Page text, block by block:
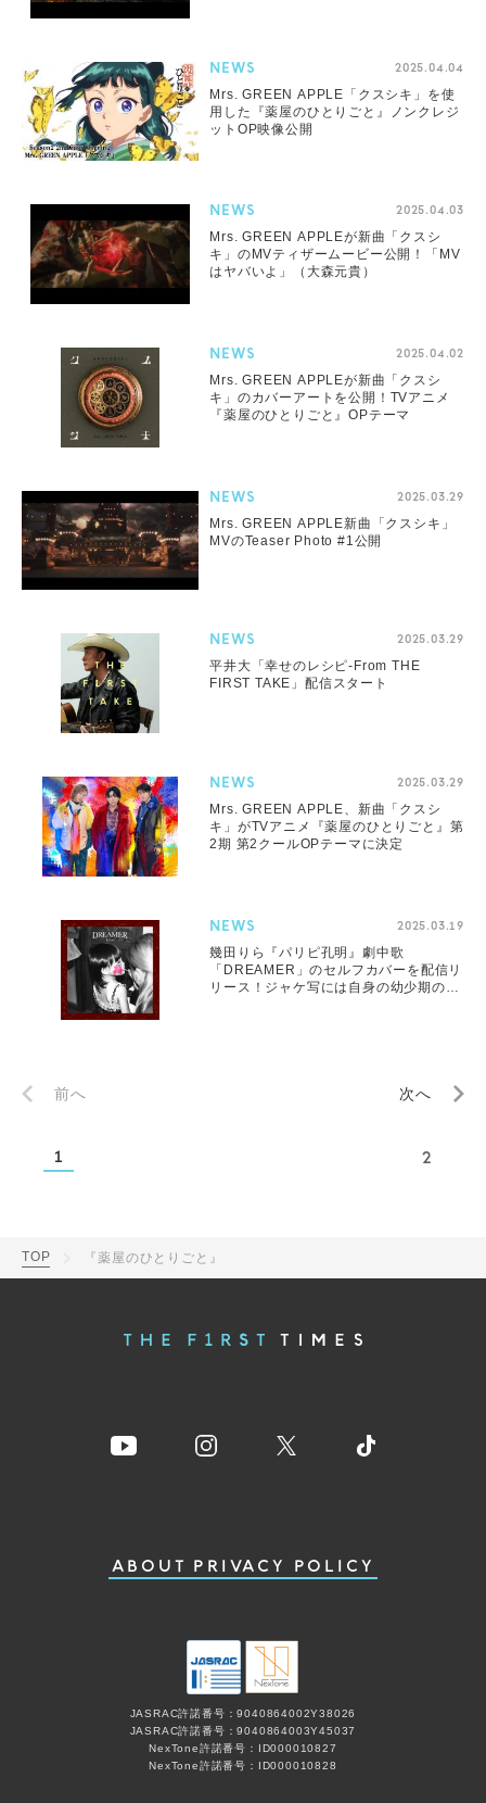
NEWS 2025.04.04
Mrs. GREEN APPLE「クスシキ」を使
用した『薬屋のひとりごと』ノンクレジ
ットOP映像公開
NEWS 2025.04.03
Mrs. GREEN APPLEが新曲「クスシ
キ」のMVティザームービー公開！「MV
はヤバいよ」（大森元貴）
NEWS 2025.04.02
Mrs. GREEN APPLEが新曲「クスシ
キ」のカバーアートを公開！TVアニメ
『薬屋のひとりごと』OPテーマ
NEWS 2025.03.29
Mrs. GREEN APPLE新曲「クスシキ」
MVのTeaser Photo #1公開
NEWS 2025.03.29
平井大「幸せのレシピ-From THE
FIRST TAKE」配信スタート
NEWS 2025.03.29
Mrs. GREEN APPLE、新曲「クスシ
キ」がTVアニメ『薬屋のひとりごと』第
2期 第2クールOPテーマに決定
NEWS 2025.03.19
幾田りら『パリピ孔明』劇中歌
「DREAMER」のセルフカバーを配信リ
リース！ジャケ写には自身の幼少期の写
前へ 次へ
1 2
TOP 『薬屋のひとりごと』
ABOUT PRIVACY POLICY
JASRAC許諾番号：9040864002Y38026
JASRAC許諾番号：9040864003Y45037
NexTone許諾番号：ID000010827
NexTone許諾番号：ID000010828